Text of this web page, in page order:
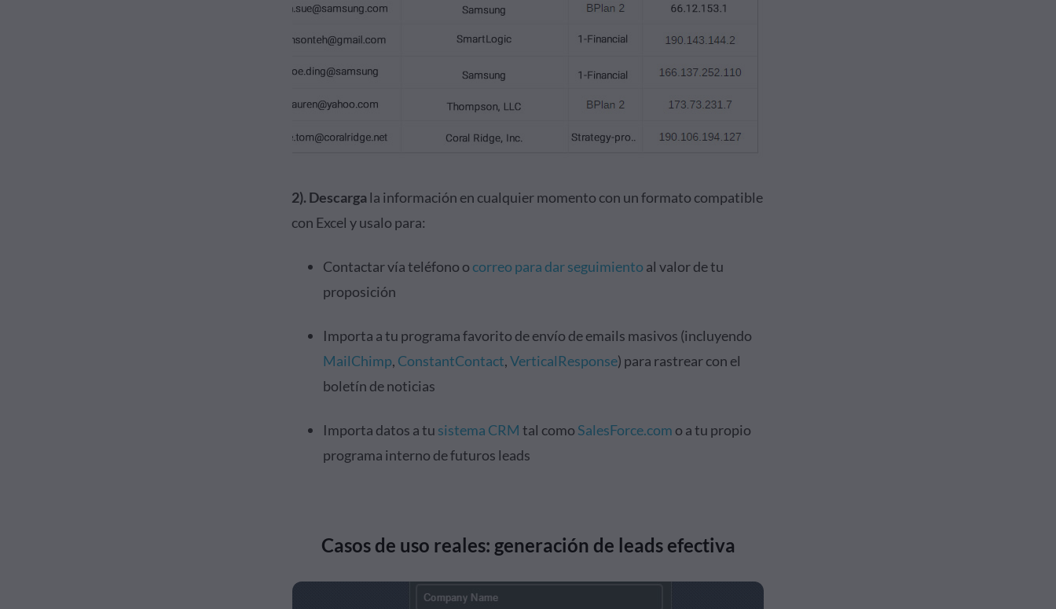
2). Descargala información en cualquier momento con un formato compatible
con Excel y usalo para:
Contactar vía teléfono o correo para dar seguimiento al valor de tu
proposición
Importa a tu programa favorito de envío de emails masivos (incluyendo
MailChimp, ConstantContact,VerticalResponse) para rastrear con el
boletín de noticias
Importa datos a tu sistema CRM tal como SalesForce.com o a tu propio
programa interno de futuros leads
Casos de uso reales: generación de leads efectiva